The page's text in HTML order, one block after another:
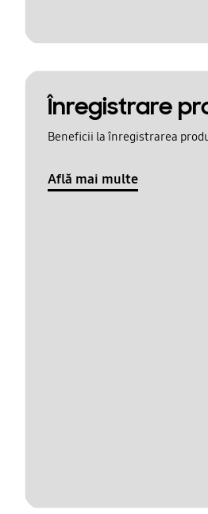
Înregistrare
Beneficii la înregistrarea
Află mai multe